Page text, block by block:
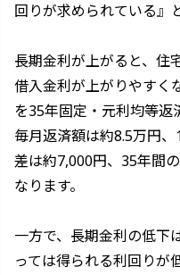
回りが求められている』
長期金利が上がると、住
借入金利が上がりやすく
を35年固定・元利均等返
毎月返済額は約8.5万円
差は約7,000円、35年間
なります。
一方で、長期金利の低下
っては得られる利回りが